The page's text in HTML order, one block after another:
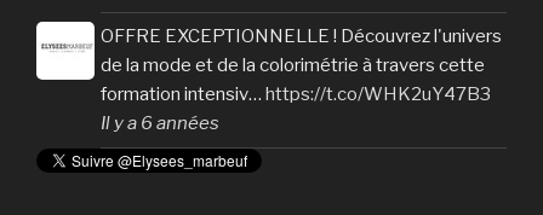
OFFRE EXCEPTIONNELLE ! Découvrez l'univers
de la mode et de la colorimétrie à travers cette
formation intensiv… https://t.co/WHK2uY47B3
Il y a 6 années